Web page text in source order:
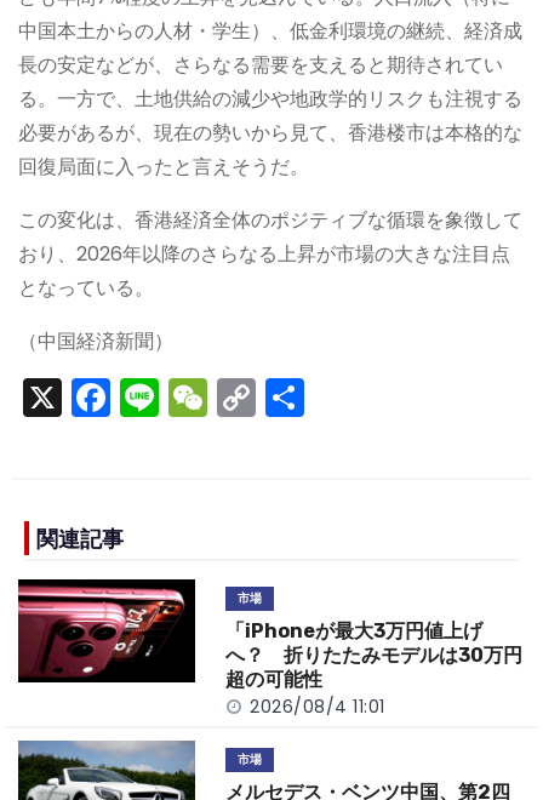
中国本土からの人材・学生）、低金利環境の継続、経済成
長の安定などが、さらなる需要を支えると期待されてい
る。一方で、土地供給の減少や地政学的リスクも注視する
必要があるが、現在の勢いから見て、香港楼市は本格的な
回復局面に入ったと言えそうだ。
この変化は、香港経済全体のポジティブな循環を象徴して
おり、2026年以降のさらなる上昇が市場の大きな注目点
となっている。
（中国経済新聞）
X F
a
e
b
o
o
k
Li
n
W
e
C
o
n
k
関連記事
市場
「iPhoneが最大3万円値上げ
へ？ 折りたたみモデルは30万円
超の可能性
2026/08/4 11:01
市場
メルセデス・ベンツ中国、第2四